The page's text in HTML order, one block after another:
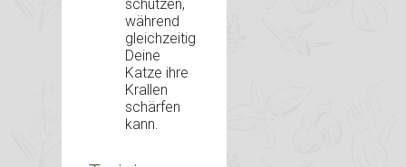
schützen,
während
gleichzeitig
Deine
Katze ihre
Krallen
schärfen
kann.